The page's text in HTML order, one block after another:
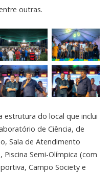
outras.
do local que inclui
de Ciência, de
Sala de Atendimento
Piscina Semi-Olímpica (com
Campo Society e